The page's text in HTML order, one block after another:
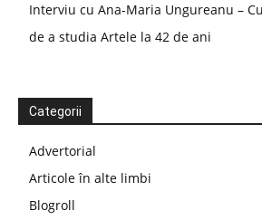
Interviu cu Ana-Maria Ungureanu –
de a studia Artele la 42 de ani
Categorii
Advertorial
Articole în alte limbi
Blogroll